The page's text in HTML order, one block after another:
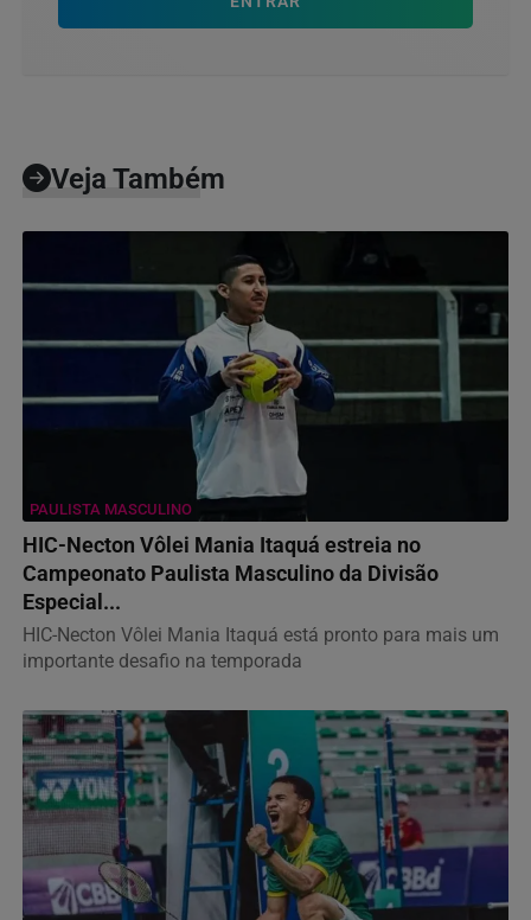
Veja Também
PAULISTA MASCULINO
HIC-Necton Vôlei Mania Itaquá estreia no
Campeonato Paulista Masculino da Divisão
Especial...
HIC-Necton Vôlei Mania Itaquá está pronto para mais um
importante desafio na temporada